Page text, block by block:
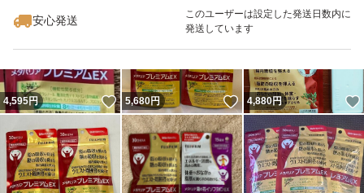
安心発送
このユーザーは設定した発送日数内に
発送しています
4,595円 いいね！
5,680円 いいね！
4,880円